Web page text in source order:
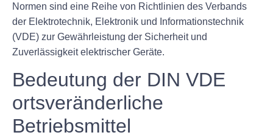
Normen sind eine Reihe von Richtlinien des Verbands
der Elektrotechnik, Elektronik und Informationstechnik
(VDE) zur Gewährleistung der Sicherheit und
Zuverlässigkeit elektrischer Geräte.
Bedeutung der DIN VDE
ortsveränderliche
Betriebsmittel